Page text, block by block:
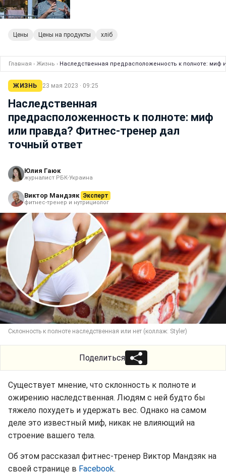
Цены Цены на продукты хліб
Главная › Жизнь › Наследственная предрасположенность к полноте: миф
ЖИЗНЬ 23 мая 2023 · 09:25
Наследственная
предрасположенность к полноте: миф
или правда? Фитнес-тренер дал
точный ответ
Юлия Гаюк
журналист РБК-Украина
Виктор Мандзяк Эксперт
фитнес-тренер и нутрициолог
Склонность к полноте наследственная или нет (коллаж: Styler)
Поделиться
Существует мнение, что склонность к полноте и
ожирению наследственная. Людям с ней будто бы
тяжело похудеть и удержать вес. Однако на самом
деле это известный миф, никак не влияющий на
строение вашего тела.
Об этом рассказал фитнес-тренер Виктор Мандзяк на
своей странице в Facebook.